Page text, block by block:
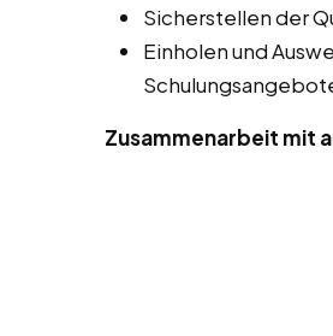
Sicherstellen der
Einholen und
Zusammenarbeit mit